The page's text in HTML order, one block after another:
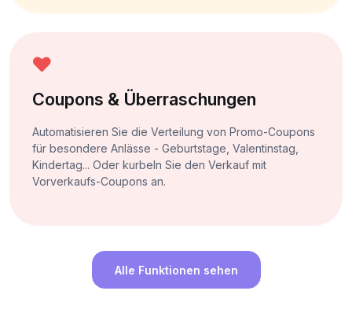
Coupons & Überraschungen
Automatisieren Sie die Verteilung von Promo-Coupons
für besondere Anlässe - Geburtstage, Valentinstag,
Kindertag... Oder kurbeln Sie den Verkauf mit
Vorverkaufs-Coupons an.
Alle Funktionen sehen